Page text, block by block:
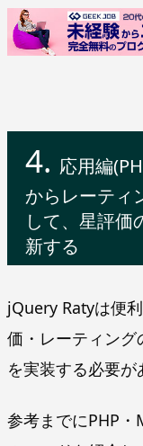
応用編
からレーティ
して、星評価
新する
jQuery Ratyは便
価・レーティング
を実装する必要が
参考までにPHP